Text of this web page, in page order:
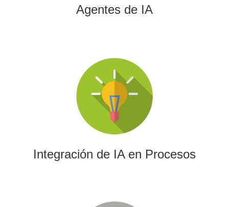
Agentes de IA
Integración de IA en Procesos
Integración de IA en Procesos
La IA permitirá a su empresa aprovechar el poder de los
algoritmos y las herramientas más avanzadas para el
análisis de datos y la creación de contenidos.